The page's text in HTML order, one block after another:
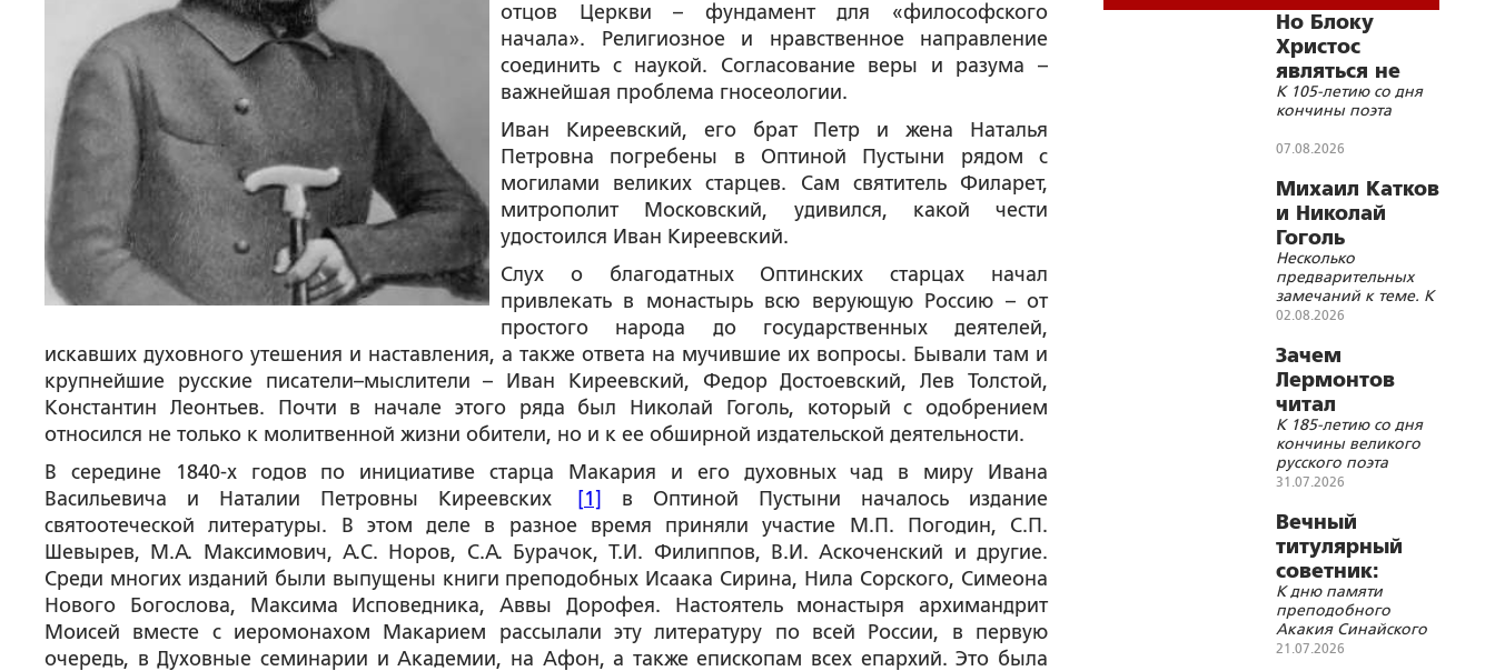
отцов Церкви – фундамент для «философского
начала». Религиозное и нравственное направление
соединить с наукой. Согласование веры и разума –
важнейшая проблема гносеологии.
Иван Киреевский, его брат Петр и жена Наталья
Петровна погребены в Оптиной Пустыни рядом с
могилами великих старцев. Сам святитель Филарет,
митрополит Московский, удивился, какой чести
удостоился Иван Киреевский.
Слух о благодатных Оптинских старцах начал
привлекать в монастырь всю верующую Россию – от
простого народа до государственных деятелей,
искавших духовного утешения и наставления, а также ответа на мучившие их вопросы. Бывали там и
крупнейшие русские писатели–мыслители – Иван Киреевский, Федор Достоевский, Лев Толстой,
Константин Леонтьев. Почти в начале этого ряда был Николай Гоголь, который с одобрением
относился не только к молитвенной жизни обители, но и к ее обширной издательской деятельности.
В середине 1840-х годов по инициативе старца Макария и его духовных чад в миру Ивана
Васильевича и Наталии Петровны Киреевских
[1]
в Оптиной Пустыни началось издание
святоотеческой литературы. В этом деле в разное время приняли участие М.П. Погодин, С.П.
Шевырев, М.А. Максимович, А.С. Норов, С.А. Бурачок, Т.И. Филиппов, В.И. Аскоченский и другие.
Среди многих изданий были выпущены книги преподобных Исаака Сирина, Нила Сорского, Симеона
Нового Богослова, Максима Исповедника, Аввы Дорофея. Настоятель монастыря архимандрит
Моисей вместе с иеромонахом Макарием рассылали эту литературу по всей России, в первую
очередь, в Духовные семинарии и Академии, на Афон, а также епископам всех епархий. Это была
Но Блоку
Христос
являться не
стал…
К 105-летию со дня
кончины поэта
07.08.2026
Михаил Катков
и Николай
Гоголь
Несколько
предварительных
замечаний к теме. К
дню памяти критика
02.08.2026
Зачем
Лермонтов
читал
«Добротолюбие»
накануне
роковой дуэли?
К 185-летию со дня
кончины великого
русского поэта
31.07.2026
Вечный
титулярный
советник:
Акакий
Акакиевич
Башмачкин в
К дню памяти
преподобного
Акакия Синайского
(7/20 июля)
21.07.2026